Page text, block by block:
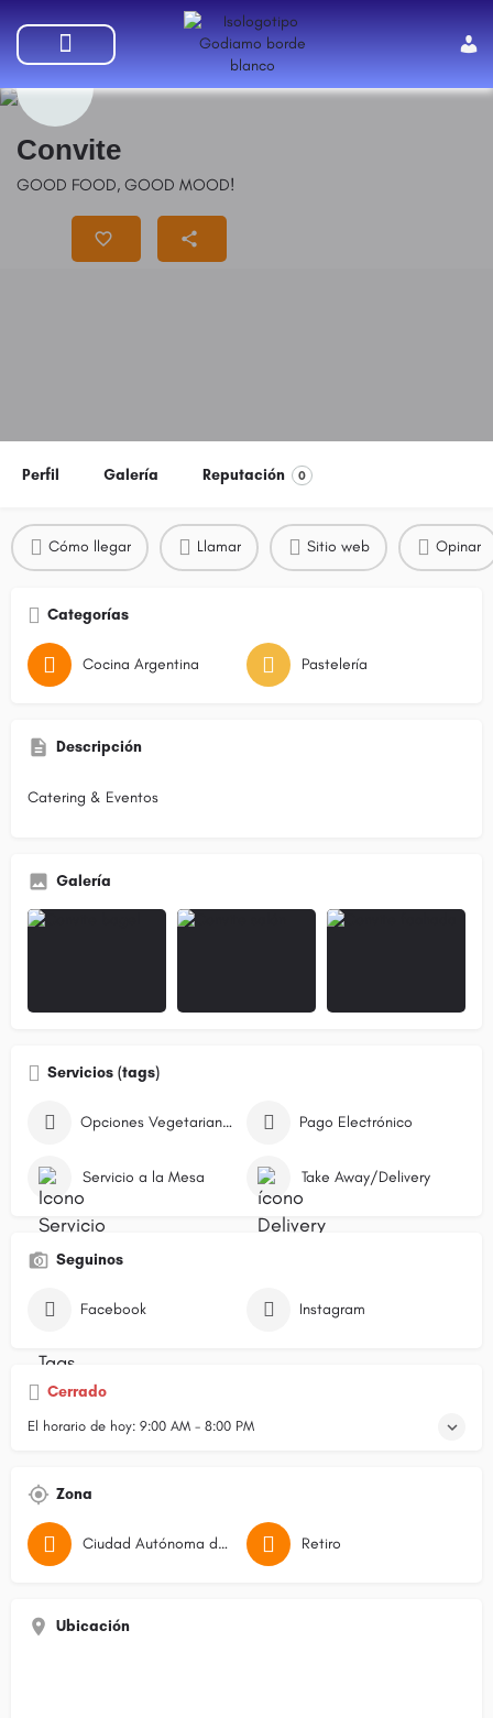
Convite
GOOD FOOD, GOOD MOOD!
Perfil Galería Reputación 0
Cómo llegar Llamar Sitio web Opinar
Categorías
Cocina Argentina Pastelería
Descripción
Catering & Eventos
Galería
Servicios (tags)
Opciones Vegetarianas Pago Electrónico
Servicio a la Mesa Take Away/Delivery
Seguinos
Facebook Instagram
Cerrado
El horario de hoy: 9:00 AM - 8:00 PM
Zona
Ciudad Autónoma de Buenos Aires Retiro
Ubicación